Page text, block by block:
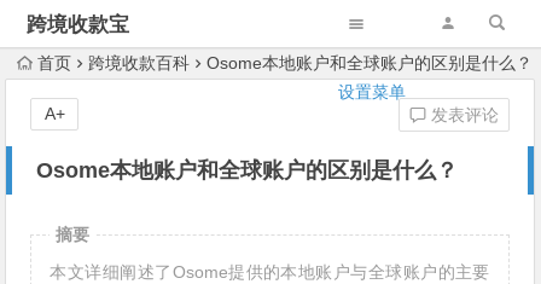
跨境收款宝
设置菜单
首页 跨境收款百科 Osome本地账户和全球账户的区别是什么？
Osome本地账户和全球账户的区别是什么？
发表评论
A+
摘要
本文详细阐述了Osome提供的本地账户与全球账户的主要